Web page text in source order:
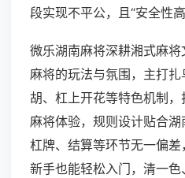
段实现不平公，且“安全性高
微乐湖南麻将深耕湘式麻
麻将的玩法与氛围，主打
胡、杠上开花等特色机制
麻将体验，规则设计贴合湖
杠牌、结算等环节无一偏差
新手也能轻松入门，清一